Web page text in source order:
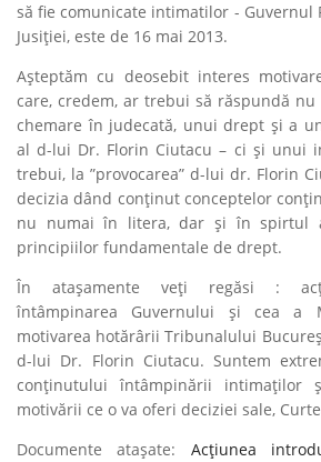
să fie comunicate intimatilor - Guvernul
Jusiţiei, este de 16 mai 2013.
Aşteptăm cu deosebit interes
care, credem, ar trebui să răspundă
chemare în judecată, unui drept şi a
al d-lui Dr. Florin Ciutacu – ci şi unui
trebui, la ”provocarea” d-lui dr. Florin
decizia dând conţinut conceptelor
nu numai în litera, dar şi în spirtul
principiilor fundamentale de drept.
În atașamente veţi regăsi :
întâmpinarea Guvernului şi cea a
motivarea hotărârii Tribunalului
d-lui Dr. Florin Ciutacu. Suntem
conţinutului întâmpinării intimaţilor
motivării ce o va oferi deciziei sale,
Documente atașate: Acţiunea